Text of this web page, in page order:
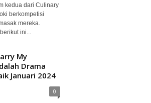
kedua dari Culinary
berkompetisi
mereka.
ini...
My
Drama
Januari 2024
0